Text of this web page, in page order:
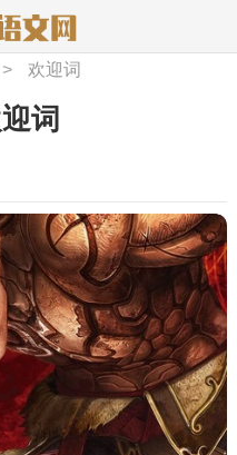
> 欢迎词
词